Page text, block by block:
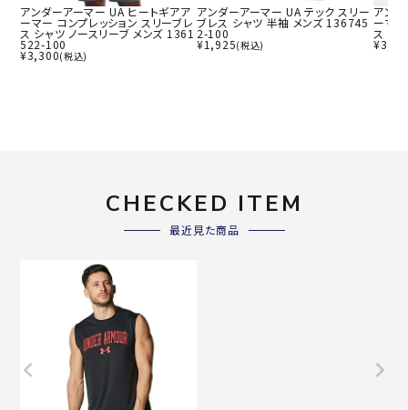
アンダーアーマー UA ヒートギアア
ーマー コンプレッション スリーブレ
ス シャツ ノースリーブ メンズ 1361
522-100
¥3,300(税込)
アンダーアーマー UA テック スリー
ブレス シャツ 半袖 メンズ 136745
2-100
¥1,925(税込)
アン
ーマ
ス シ
¥
CHECKED ITEM
最近見た商品